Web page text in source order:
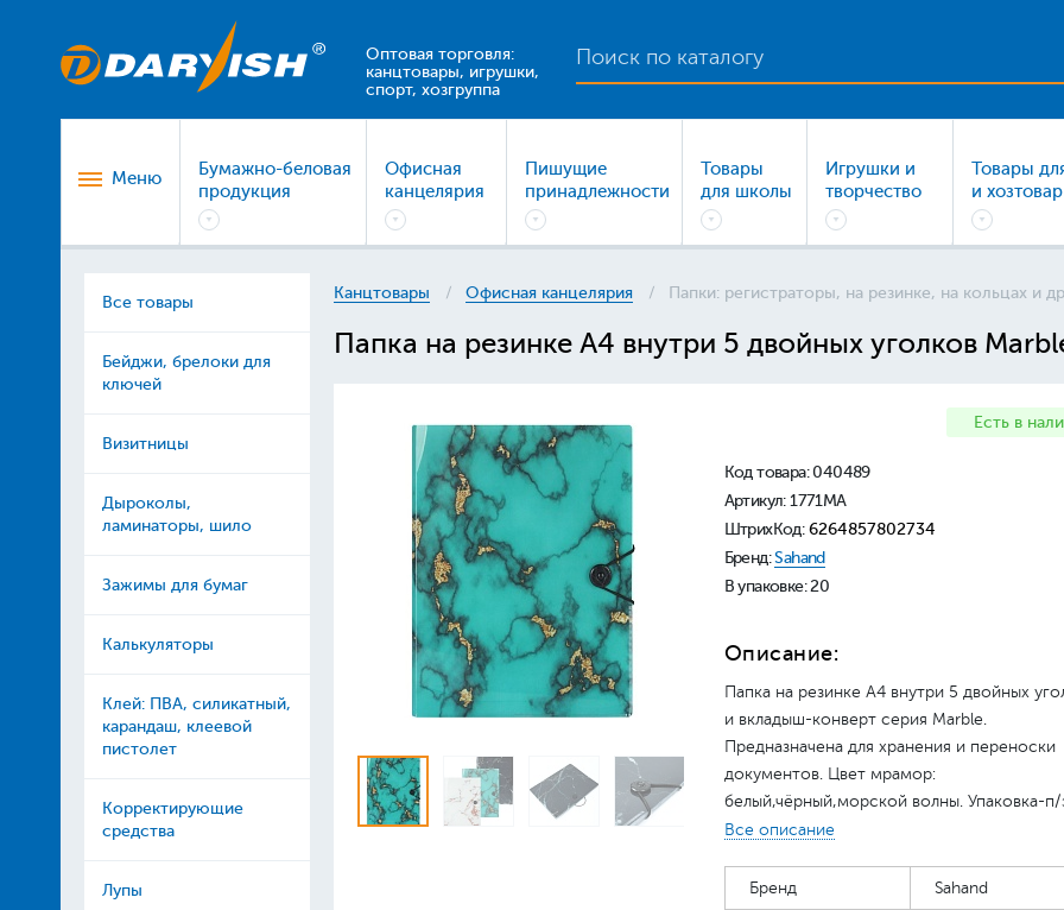
Оптовая торговля:
канцтовары, игрушки,
спорт, хозгруппа
Меню
Бумажно-беловая
продукция
Офисная
канцелярия
Пишущие
принадлежности
Товары
для школы
Игрушки и
творчество
Товары
и
Все товары
Бейджи, брелоки для
ключей
Визитницы
Дыроколы,
ламинаторы, шило
Зажимы для бумаг
Калькуляторы
Клей: ПВА, силикатный,
карандаш, клеевой
пистолет
Корректирующие
средства
Лупы
Канцтовары Офисная канцелярия Папки: регистраторы, на резинке, на кольцах и
Папка на резинке А4 внутри 5 двойных уголков
Есть в
Код товара:040489
Артикул: 1771MA
ШтрихКод: 6264857802734
Бренд:Sahand
В упаковке: 20
Описание:
Папка на резинке А4 внутри 5 двойных
и вкладыш-конверт серия Marble.
Предназначена для хранения и переноски
документов. Цвет мрамор:
белый,чёрный,морской волны. Упаковка-п/
пакет 32*26*1,5см
Все описание
Бренд Sahand